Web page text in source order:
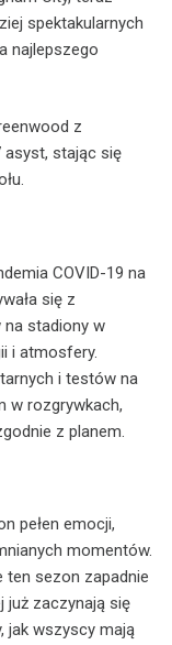
spektakularnych
najlepszego
z
asyst, stając się
COVID-19 na
się z
stadiony w
i atmosfery.
i testów na
w rozgrywkach,
z planem.
pełen emocji,
momentów.
ten sezon zapadnie
już zaczynają się
jak wszyscy mają